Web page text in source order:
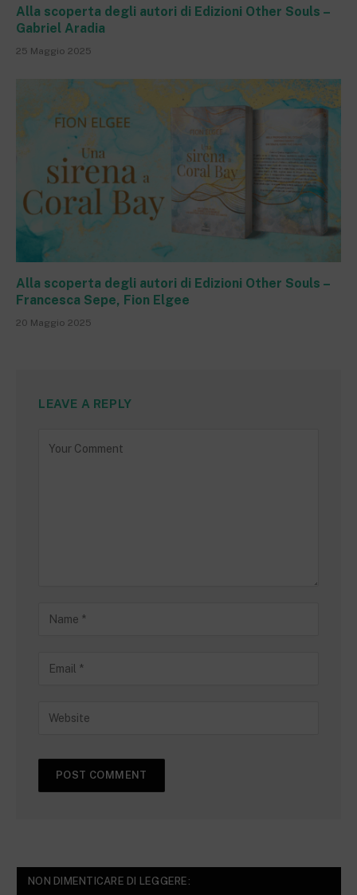
Alla scoperta degli autori di Edizioni Other Souls –
Gabriel Aradia
25 Maggio 2025
Alla scoperta degli autori di Edizioni Other Souls –
Francesca Sepe, Fion Elgee
20 Maggio 2025
LEAVE A REPLY
NON DIMENTICARE DI LEGGERE: